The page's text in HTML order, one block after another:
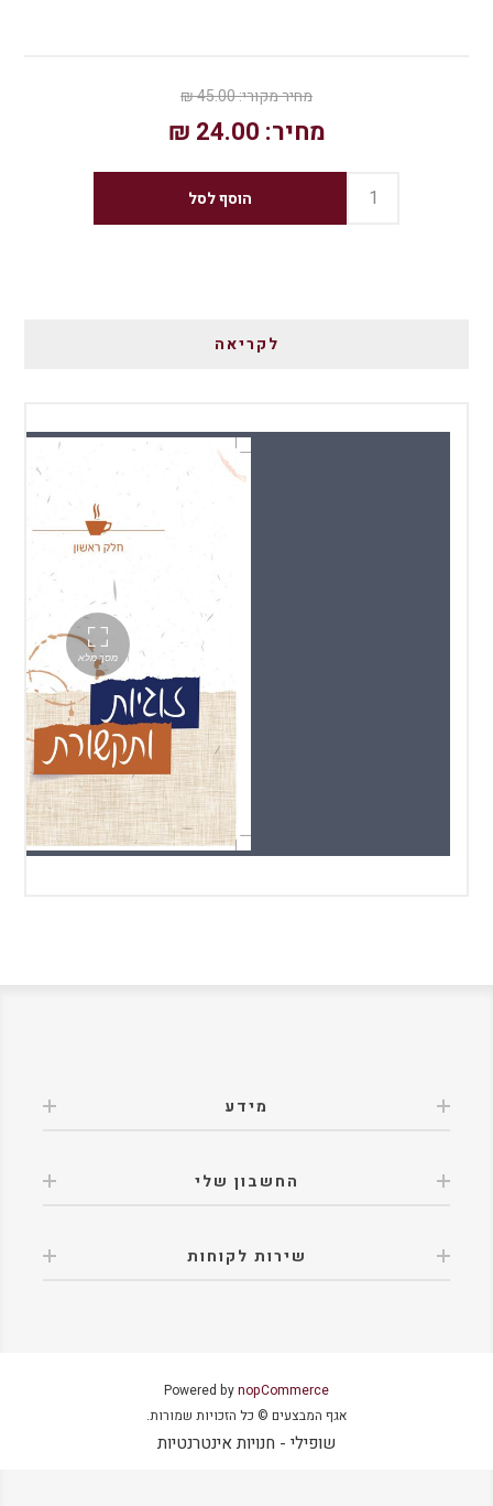
מחיר מקורי:45.00 ₪
מחיר: 24.00 ₪
לקריאה
מידע
החשבון שלי
שירות לקוחות
Powered bynopCommerce
אגף המבצעים © כל הזכויות שמורות.
שופילי - חנויות אינטרנטיות